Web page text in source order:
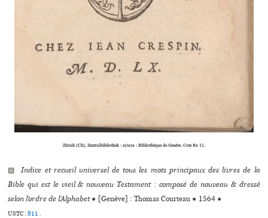
Zürich (Ch), Zentralbibliothek : e|rara : Bibliothèque de Genève. Cote Ba 11.
▨Indice et recueil universel de tous les mots principaux des livres de la
Bible qui est le vieil & nouveau Testament : composé de nouveau & dressé
selon l’ordre de l’Alphabet ● [Genève] : Thomas Courteau ● 1564 ●
USTC :811.